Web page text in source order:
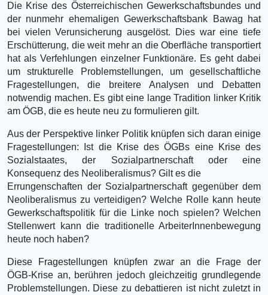
Die Krise des Österreichischen Gewerkschaftsbundes und
der nunmehr ehemaligen Gewerkschaftsbank Bawag hat
bei vielen Verunsicherung ausgelöst. Dies war eine tiefe
Erschütterung, die weit mehr an die Oberfläche transportiert
hat als Verfehlungen einzelner Funktionäre. Es geht dabei
um strukturelle Problemstellungen, um gesellschaftliche
Fragestellungen, die breitere Analysen und Debatten
notwendig machen. Es gibt eine lange Tradition linker Kritik
am ÖGB, die es heute neu zu formulieren gilt.
Aus der Perspektive linker Politik knüpfen sich daran einige
Fragestellungen: Ist die Krise des ÖGBs eine Krise des
Sozialstaates, der Sozialpartnerschaft oder eine
Konsequenz des Neoliberalismus? Gilt es die
Errungenschaften der Sozialpartnerschaft gegenüber dem
Neoliberalismus zu verteidigen? Welche Rolle kann heute
Gewerkschaftspolitik für die Linke noch spielen? Welchen
Stellenwert kann die traditionelle ArbeiterInnenbewegung
heute noch haben?
Diese Fragestellungen knüpfen zwar an die Frage der
ÖGB-Krise an, berühren jedoch gleichzeitig grundlegende
Problemstellungen. Diese zu debattieren ist nicht zuletzt in